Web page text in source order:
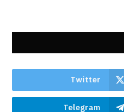
Twitter
Telegram